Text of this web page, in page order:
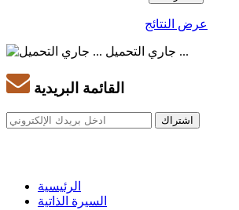
عرض النتائج
جاري التحميل ...
القائمة البريدية
الرئيسية
السيرة الذاتية